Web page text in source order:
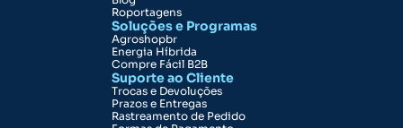
Roportagens
Soluções e Programas
Agroshopbr
Energia Híbrida
Compre Fácil B2B
Suporte ao Cliente
Trocas e Devoluções
Prazos e Entregas
Rastreamento de Pedido